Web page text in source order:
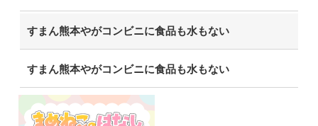
すまん熊本やがコンビニに食品も水もない
すまん熊本やがコンビニに食品も水もない